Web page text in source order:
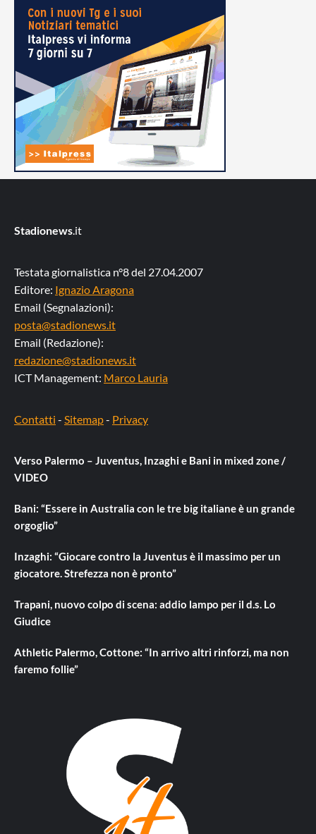
Stadionews.it
Testata giornalistica n°8 del 27.04.2007
Editore: Ignazio Aragona
Email (Segnalazioni):
posta@stadionews.it
Email (Redazione):
redazione@stadionews.it
ICT Management: Marco Lauria
Contatti - Sitemap- Privacy
Verso Palermo – Juventus, Inzaghi e Bani in mixed zone /
VIDEO
Bani: “Essere in Australia con le tre big italiane è un grande
orgoglio”
Inzaghi: “Giocare contro la Juventus è il massimo per un
giocatore. Strefezza non è pronto”
Trapani, nuovo colpo di scena: addio lampo per il d.s. Lo
Giudice
Athletic Palermo, Cottone: “In arrivo altri rinforzi, ma non
faremo follie”